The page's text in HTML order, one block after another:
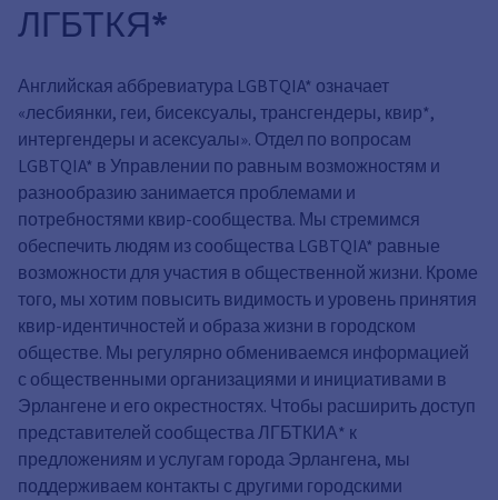
ЛГБТКЯ*
Английская аббревиатура LGBTQIA* означает
«лесбиянки, геи, бисексуалы, трансгендеры, квир*,
интергендеры и асексуалы». Отдел по вопросам
LGBTQIA* в Управлении по равным возможностям и
разнообразию занимается проблемами и
потребностями квир-сообщества. Мы стремимся
обеспечить людям из сообщества LGBTQIA* равные
возможности для участия в общественной жизни. Кроме
того, мы хотим повысить видимость и уровень принятия
квир-идентичностей и образа жизни в городском
обществе. Мы регулярно обмениваемся информацией
с общественными организациями и инициативами в
Эрлангене и его окрестностях. Чтобы расширить доступ
представителей сообщества ЛГБТКИА* к
предложениям и услугам города Эрлангена, мы
поддерживаем контакты с другими городскими